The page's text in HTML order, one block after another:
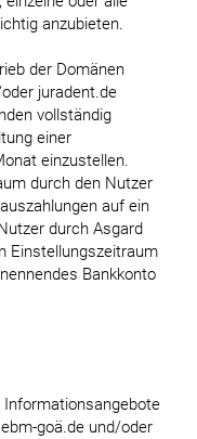
anzubieten.
der Domänen
juradent.de
vollständig
einer
einzustellen.
durch den Nutzer
auf ein
durch Asgard
Einstellungszeitraum
Bankkonto
Informationsangebote
goä.de und/oder